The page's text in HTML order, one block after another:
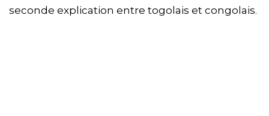
seconde explication entre togolais et congolais.